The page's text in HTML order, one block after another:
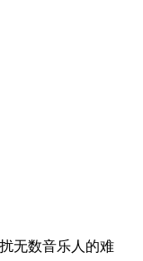
无数音乐人的难